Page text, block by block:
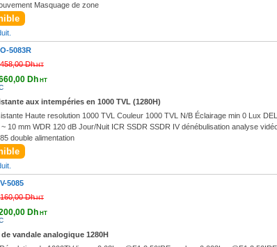
Masquage de zone
5083R
DhHT
DhHT
aux intempéries en 1000 TVL (1280H)
Haute resolution 1000 TVL Couleur 1000 TVL N/B Éclairage min 0 Lux
10 mm WDR 120 dB Jour/Nuit ICR SSDR SSDR IV dénébulisation analyse
double alimentation
5085
DhHT
DhHT
vandale analogique 1280H